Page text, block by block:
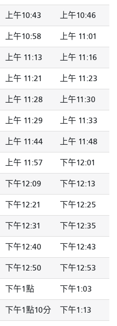
上午10:43 上午10:46
上午10:58 上午 11:01
上午 11:13 上午 11:16
上午 11:21 上午 11:23
上午 11:28 上午11:30
上午 11:29 上午 11:33
上午 11:44 上午 11:48
上午 11:57 下午12:01
下午12:09 下午12:13
下午12:21 下午12:25
下午12:31 下午12:35
下午12:40 下午12:43
下午12:50 下午12:53
下午1點 下午1:03
下午1點10分 下午1:13